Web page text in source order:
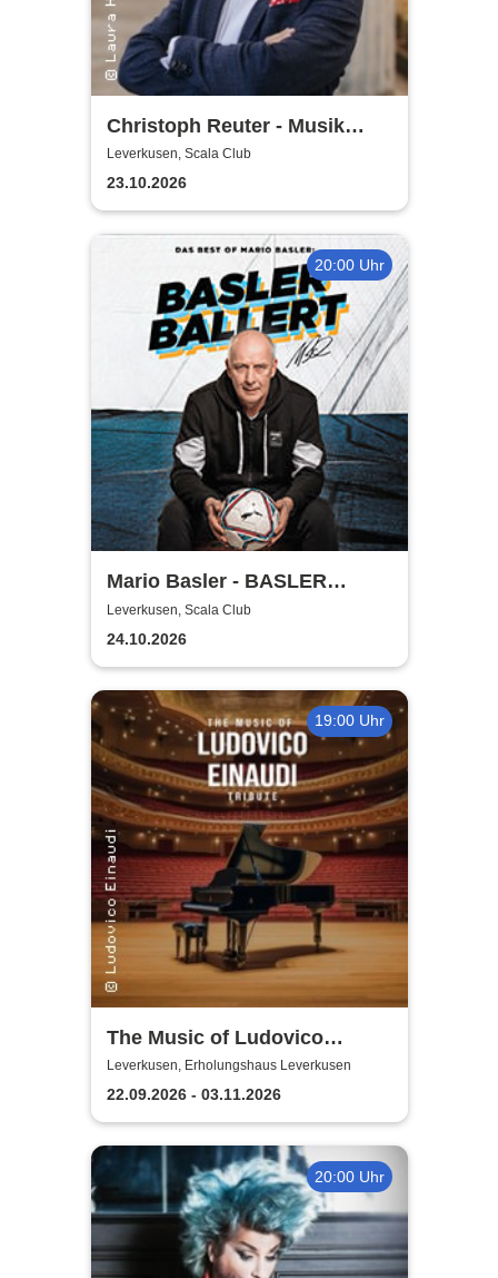
Christoph Reuter - Musik
macht sexy! (außer manche)
Leverkusen, Scala Club
23.10.2026
20:00 Uhr
Mario Basler - BASLER
BALLERT - Best of
Leverkusen, Scala Club
24.10.2026
19:00 Uhr
The Music of Ludovico
Einaudi: Tribute-
Klavierkonzert - Ludovico
Einaudi Tribute bei
Kerzenschein
Leverkusen, Erholungshaus Leverkusen
22.09.2026 - 03.11.2026
20:00 Uhr